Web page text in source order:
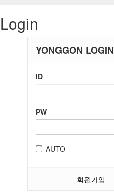
Login
YONGGON LOGIN
ID
PW
AUTO
회원가입